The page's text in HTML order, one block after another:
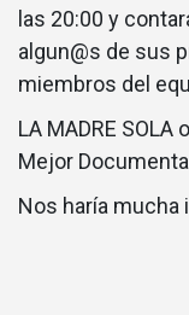
las 20:00 y
algun@s de sus
miembros del
LA MADRE SOLA
Mejor
Nos haría mucha